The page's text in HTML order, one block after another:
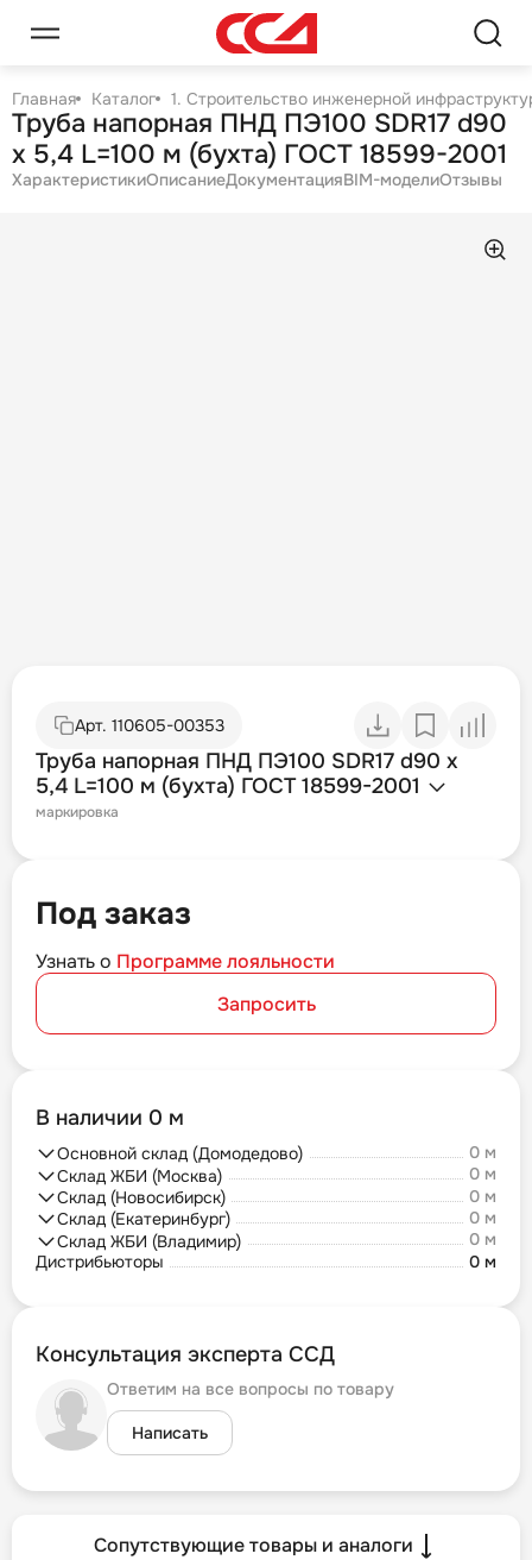
Главная Каталог 1. Строительство инженерной
Труба напорная ПНД ПЭ100 SDR17 d90
х 5,4 L=100 м (бухта) ГОСТ 18599-2001
ХарактеристикиОписаниеДокументацияBIM-моделиОтзывы
Арт. 110605-00353
Труба напорная ПНД ПЭ100 SDR17 d90 х
5,4 L=100 м (бухта) ГОСТ 18599-2001
маркировка
Под заказ
Узнать о Программе лояльности
Запросить
В наличии 0 м
Основной склад (Домодедово)
0 м
Склад ЖБИ (Москва)
0 м
Склад (Новосибирск)
0 м
Склад (Екатеринбург)
0 м
Склад ЖБИ (Владимир)
0 м
Дистрибьюторы
0 м
Консультация эксперта ССД
Ответим на все вопросы по товару
Написать
Сопутствующие товары и аналоги